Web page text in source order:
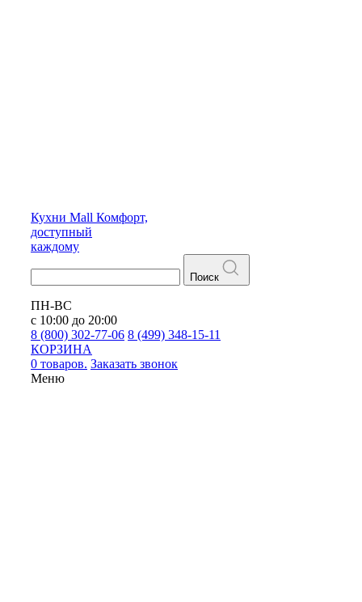
Кухни Mall Комфорт,
доступный
каждому
Поиск
ПН-ВС
с 10:00 до 20:00
8 (800) 302-77-06 8 (499) 348-15-11
КОРЗИНА
0 товаров. Заказать звонок
Меню